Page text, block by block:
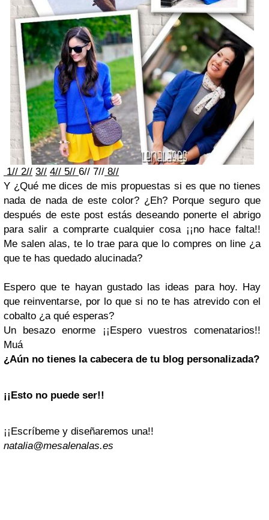
1// 2// 3// 4// 5// 6// 7// 8//
Y ¿Qué me dices de mis propuestas si es que no tienes
nada de nada de este color? ¿Eh? Porque seguro que
después de este post estás deseando ponerte el abrigo
para salir a comprarte cualquier cosa ¡¡no hace falta!!
Me salen alas, te lo trae para que lo compres on line ¿a
que te has quedado alucinada?
Espero que te hayan gustado las ideas para hoy. Hay
que reinventarse, por lo que si no te has atrevido con el
cobalto ¿a qué esperas?
Un besazo enorme
¡¡Espero vuestros comenatarios!!
Muá
¿Aún no tienes la cabecera de tu blog personalizada?
¡¡Esto no puede ser!!
¡¡Escríbeme y diseñaremos una!!
natalia@mesalenalas.es